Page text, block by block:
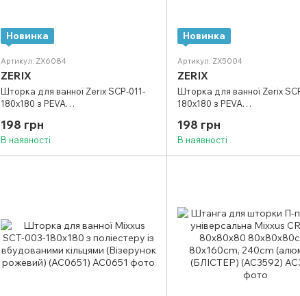
Новинка
Артикул: ZX6084
ZERIX
Шторка для ванної Zerix SCP-011-
180x180 з PEVA
(Візерунок "Клітина" біла) (ZX6084)
198 грн
В наявності
Новинка
Артикул: ZX5004
ZERIX
Шторка для ванної Zerix
180x180 з PEVA
(Візерунок "Круги" чорно-білі)
(ZX5004)
198 грн
В наявності